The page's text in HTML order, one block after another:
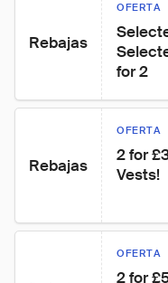
Rebajas
OFERTA
for 2
Rebajas
OFERTA
2 for
Vests!
OFERTA
2 for